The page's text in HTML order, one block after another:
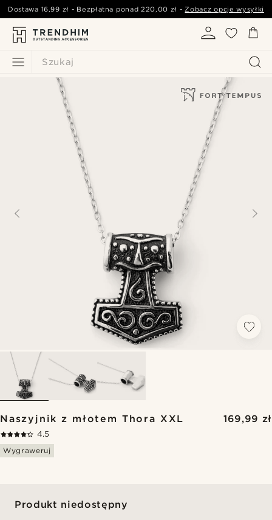
Szukaj
Dostawa 16,99 zł - Bezpłatna ponad220,00 zł -Zobacz opcje wysyłki
Naszyjnik z młotem Thora XXL 169,99 zł
4.5
Wygraweruj
Produkt niedostępny